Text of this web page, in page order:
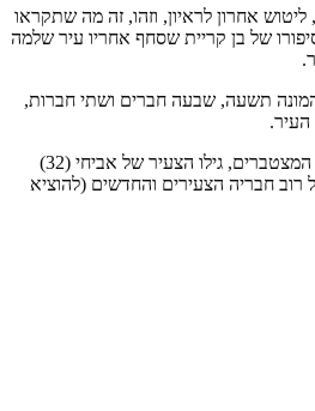
אחרון לראיון, וזהו, זה מה שתקראו
של בן קריית שסחף אחריו עיר שלמה
תשעה, שבעה חברים ושתי חברות,
העיר.
מעבר לאטרקציה של הנתונים המצטברים, גילו הצעיר של אביחי (32)
חבריה הצעירים והחדשים (להוציא